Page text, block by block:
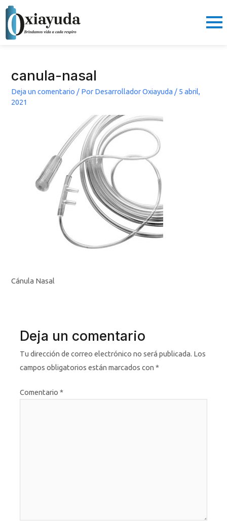
contenido
canula-nasal
Deja un comentario / Por Desarrollador Oxiayuda / 5 abril,
2021
Cánula Nasal
Deja un comentario
Tu dirección de correo electrónico no será publicada. Los
campos obligatorios están marcados con*
Comentario*